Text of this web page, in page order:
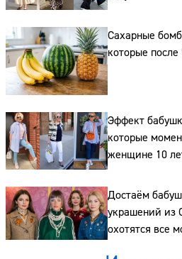
Сахарные
которые
Эффект
которые
женщине 10
Достаём
украшений из
охотятся все